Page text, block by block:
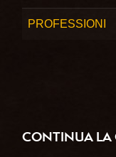
PROFESSIONI
CONTINUA LA